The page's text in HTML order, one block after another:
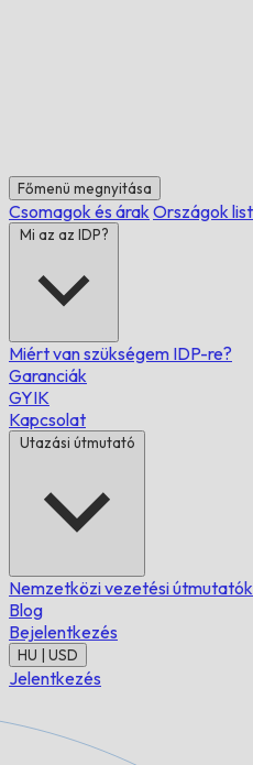
Főmenü megnyitása
Csomagok és árak Országok
Mi az az IDP?
Miért van szükségem IDP-re?
Garanciák
GYIK
Kapcsolat
Utazási útmutató
Nemzetközi vezetési útmutatók
Blog
Bejelentkezés
HU | USD
Jelentkezés